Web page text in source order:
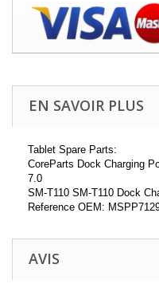
EN SAVOIR PLUS
Tablet Spare Parts:
CoreParts Dock Charging
7.0
SM-T110 SM-T110 Dock
Reference OEM:
AVIS